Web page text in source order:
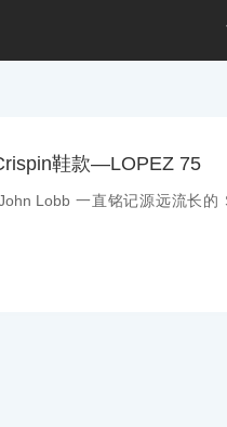
鞋款—LOPEZ 75
Lobb 一直铭记源远流长的